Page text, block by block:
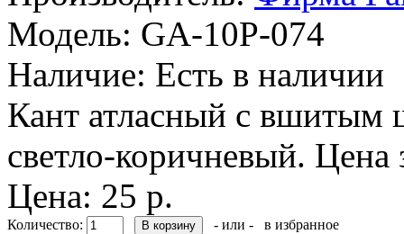
Модель: GA-10P-074
Наличие: Есть в наличии
Кант атласный с
светло-коричневый. Цена
Цена: 25 р.
Количество: - или - в избранное